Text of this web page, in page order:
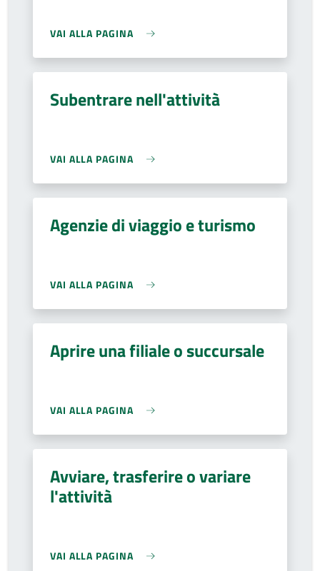
VAI ALLA PAGINA
Subentrare nell'attività
VAI ALLA PAGINA
Agenzie di viaggio e turismo
VAI ALLA PAGINA
Aprire una filiale o succursale
VAI ALLA PAGINA
Avviare, trasferire o variare
l'attività
VAI ALLA PAGINA